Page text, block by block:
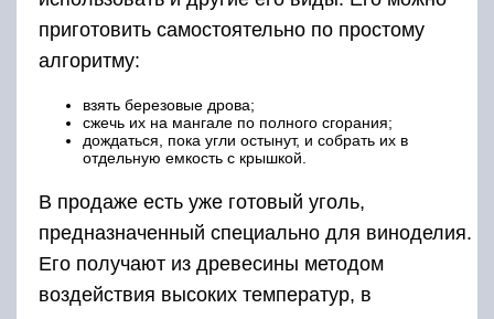
приготовить самостоятельно по простому
алгоритму:
взять березовые дрова;
сжечь их на мангале по полного сгорания;
дождаться, пока угли остынут, и собрать их в
отдельную емкость с крышкой.
В продаже есть уже готовый уголь,
предназначенный специально для виноделия.
Его получают из древесины методом
воздействия высоких температур, в